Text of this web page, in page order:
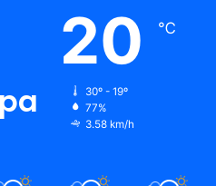
20 ℃
30º - 19º
77%
3.58 km/h